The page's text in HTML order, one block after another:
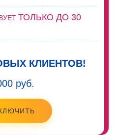
ТОЛЬКО ДО 30
КЛИЕНТОВ!
руб.